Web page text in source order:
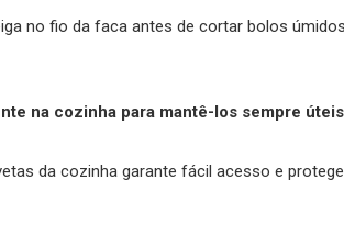
no fio da faca antes de cortar bolos
na cozinha para mantê-los sempre
da cozinha garante fácil acesso e